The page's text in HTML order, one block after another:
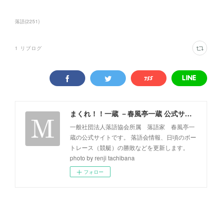
落語(2251)
1 リブログ
まくれ！！一蔵 －春風亭一蔵 公式サイト－
一般社団法人落語協会所属 落語家 春風亭一
蔵の公式サイトです。 落語会情報、日頃のボー
トレース（競艇）の勝敗などを更新します。
photo by renji tachibana
フォロー